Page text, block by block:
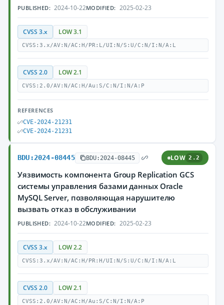
PUBLISHED: 2024-10-22MODIFIED: 2025-02-23
CVSS 3.x LOW 3.1
CVSS:3.x/AV:N/AC:H/PR:L/UI:N/S:U/C:N/I:N/A:L
CVSS 2.0 LOW 2.1
CVSS:2.0/AV:N/AC:H/Au:S/C:N/I:N/A:P
REFERENCES
CVE-2024-21231
CVE-2024-21231
BDU:2024-08445 BDU:2024-08445 LOW 2.2
Уязвимость компонента Group Replication GCS
системы управления базами данных Oracle
MySQL Server, позволяющая нарушителю
вызвать отказ в обслуживании
PUBLISHED: 2024-10-22MODIFIED: 2025-02-23
CVSS 3.x LOW 2.2
CVSS:3.x/AV:N/AC:H/PR:H/UI:N/S:U/C:N/I:N/A:L
CVSS 2.0 LOW 2.1
CVSS:2.0/AV:N/AC:H/Au:S/C:N/I:N/A:P